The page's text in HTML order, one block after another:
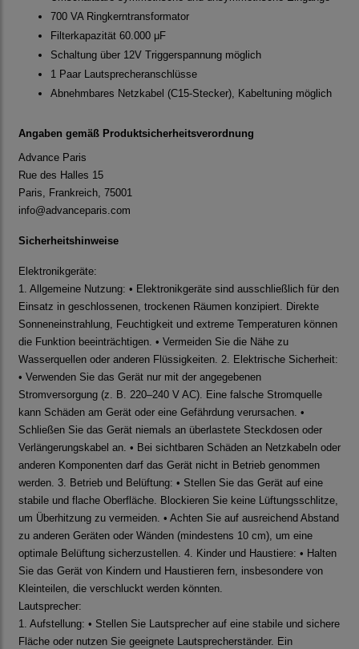
700 VA Ringkerntransformator
Filterkapazität 60.000 μF
Schaltung über 12V Triggerspannung möglich
1 Paar Lautsprecheranschlüsse
Abnehmbares Netzkabel (C15-Stecker), Kabeltuning möglich
Angaben gemäß Produktsicherheitsverordnung
Advance Paris
Rue des Halles 15
Paris, Frankreich, 75001
info@advanceparis.com
Sicherheitshinweise
Elektronikgeräte:
1. Allgemeine Nutzung: • Elektronikgeräte sind ausschließlich für den
Einsatz in geschlossenen, trockenen Räumen konzipiert. Direkte
Sonneneinstrahlung, Feuchtigkeit und extreme Temperaturen können
die Funktion beeinträchtigen. • Vermeiden Sie die Nähe zu
Wasserquellen oder anderen Flüssigkeiten. 2. Elektrische Sicherheit:
• Verwenden Sie das Gerät nur mit der angegebenen
Stromversorgung (z. B. 220–240 V AC). Eine falsche Stromquelle
kann Schäden am Gerät oder eine Gefährdung verursachen. •
Schließen Sie das Gerät niemals an überlastete Steckdosen oder
Verlängerungskabel an. • Bei sichtbaren Schäden an Netzkabeln oder
anderen Komponenten darf das Gerät nicht in Betrieb genommen
werden. 3. Betrieb und Belüftung: • Stellen Sie das Gerät auf eine
stabile und flache Oberfläche. Blockieren Sie keine Lüftungsschlitze,
um Überhitzung zu vermeiden. • Achten Sie auf ausreichend Abstand
zu anderen Geräten oder Wänden (mindestens 10 cm), um eine
optimale Belüftung sicherzustellen. 4. Kinder und Haustiere: • Halten
Sie das Gerät von Kindern und Haustieren fern, insbesondere von
Kleinteilen, die verschluckt werden könnten.
Lautsprecher:
1. Aufstellung: • Stellen Sie Lautsprecher auf eine stabile und sichere
Fläche oder nutzen Sie geeignete Lautsprecherständer. Ein